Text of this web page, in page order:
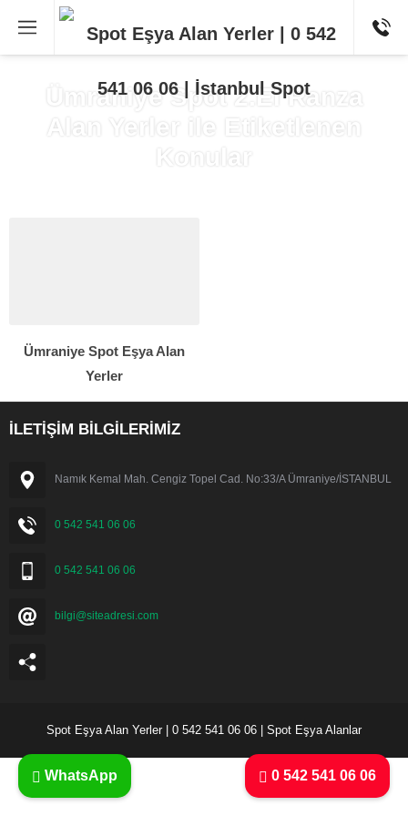
Ümraniye Spot 2.El Ranza
Alan Yerler ile Etiketlenen
Konular
Ümraniye Spot Eşya Alan
Yerler
İLETİŞİM BİLGİLERİMİZ
Namık Kemal Mah. Cengiz Topel Cad. No:33/A Ümraniye/İSTANBUL
0 542 541 06 06
0 542 541 06 06
bilgi@siteadresi.com
Spot Eşya Alan Yerler | 0 542 541 06 06 | Spot Eşya Alanlar
0 542 541 06 06
WhatsApp